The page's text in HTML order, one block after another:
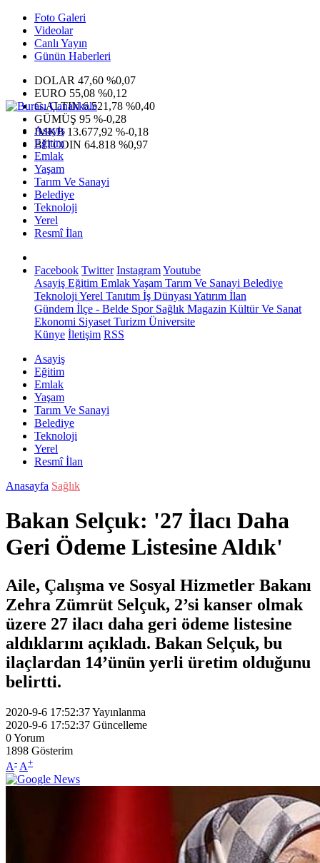
Foto Galeri
Videolar
Canlı Yayın
Günün Haberleri
DOLAR 47,60 %0,07
EURO 55,08 %0,12
G.ALTIN6.521,78 %0,40
GÜMÜŞ 95 %-0,28
IMKB 13.677,92 %-0,18
BITCOIN 64.818 %0,97
Asayiş
Eğitim
Emlak
Yaşam
Tarım Ve Sanayi
Belediye
Teknoloji
Yerel
Resmî İlan
Facebook Twitter InstagramYoutube
Asayiş Eğitim EmlakYaşam Tarım Ve Sanayi Belediye
Teknoloji Yerel Tanıtım İş Dünyası Yatırım İlan
Gündem İlçe - Belde SporSağlık Magazin Kültür Ve Sanat
Ekonomi Siyaset Turizm Üniversite
Künye İletişim RSS
Asayiş
Eğitim
Emlak
Yaşam
Tarım Ve Sanayi
Belediye
Teknoloji
Yerel
Resmî İlan
Anasayfa Sağlık
Bakan Selçuk: '27 İlacı Daha
Geri Ödeme Listesine Aldık'
Aile, Çalışma ve Sosyal Hizmetler Bakanı
Zehra Zümrüt Selçuk, 2’si kanser olmak
üzere 27 ilacı daha geri ödeme listesine
aldıklarını açıkladı. Bakan Selçuk, bu
ilaçlardan 14’ünün yerli üretim olduğunu
belirtti.
2020-9-6 17:52:37Yayınlanma
2020-9-6 17:52:37 Güncelleme
0Yorum
1898 Gösterim
A- A+